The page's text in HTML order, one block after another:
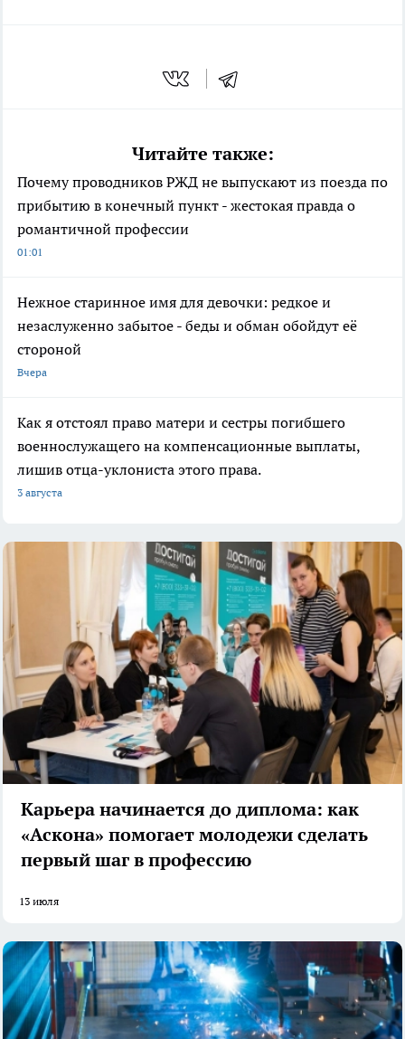
Читайте также:
Почему проводников РЖД не выпускают из поезда по
прибытию в конечный пункт - жестокая правда о
романтичной профессии
01:01
Нежное старинное имя для девочки: редкое и
незаслуженно забытое - беды и обман обойдут её
стороной
Вчера
Как я отстоял право матери и сестры погибшего
военнослужащего на компенсационные выплаты,
лишив отца-уклониста этого права.
3 августа
Карьера начинается до диплома: как
«Аскона» помогает молодежи сделать
первый шаг в профессию
13 июля